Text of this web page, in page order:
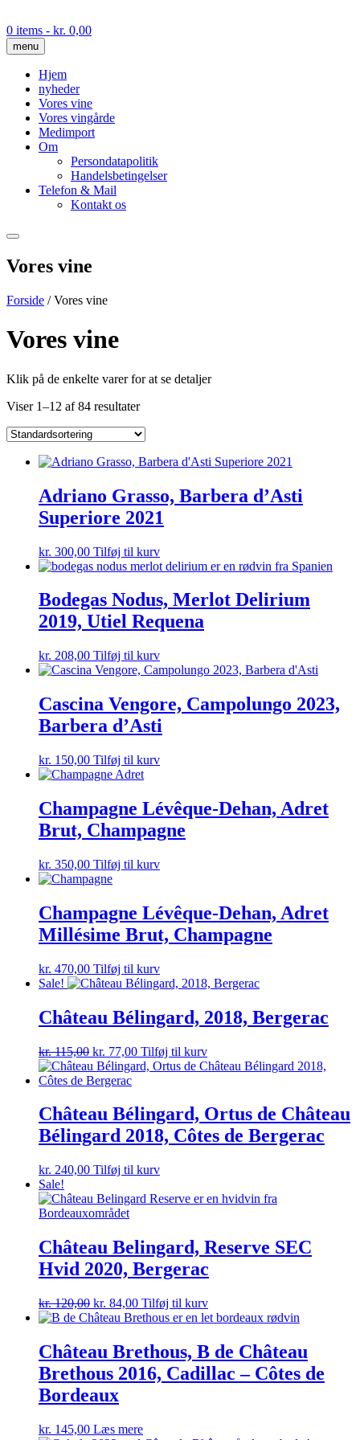
to
content
0 items - kr. 0,00
menu
Hjem
nyheder
Vores vine
Vores vingårde
Medimport
Om
Persondatapolitik
Handelsbetingelser
Telefon & Mail
Kontakt os
Vores vine
Forside / Vores vine
Vores vine
Klik på de enkelte varer for at se detaljer
Viser 1–12 af 84 resultater
Adriano Grasso, Barbera d’Asti
Superiore 2021
kr. 300,00 Tilføj til kurv
Bodegas Nodus, Merlot Delirium
2019, Utiel Requena
kr. 208,00 Tilføj til kurv
Cascina Vengore, Campolungo 2023,
Barbera d’Asti
kr. 150,00 Tilføj til kurv
Champagne Lévêque-Dehan, Adret
Brut, Champagne
kr. 350,00 Tilføj til kurv
Champagne Lévêque-Dehan, Adret
Millésime Brut, Champagne
kr. 470,00 Tilføj til kurv
Sale!
Château Bélingard, 2018, Bergerac
kr.115,00 Den
oprindelige
pris
kr. 115,00.
kr. 77,00Den
aktuelle
kr. 77,00.
Tilføj til kurv
Château Bélingard, Ortus de Château
Bélingard 2018, Côtes de Bergerac
kr. 240,00 Tilføj til kurv
Sale!
Château Belingard, Reserve SEC
Hvid 2020, Bergerac
kr.120,00 Den
oprindelige
kr. 120,00.
kr. 84,00Den
aktuelle
er:
kr. 84,00.
Tilføj til kurv
Château Brethous, B de Château
Brethous 2016, Cadillac – Côtes de
Bordeaux
kr. 145,00 Læs mere